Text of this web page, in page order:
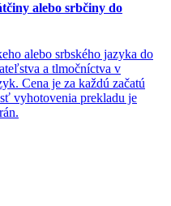
alebo srbčiny do
alebo srbského jazyka do
a tlmočníctva v
Cena je za každú začatú
vyhotovenia prekladu je